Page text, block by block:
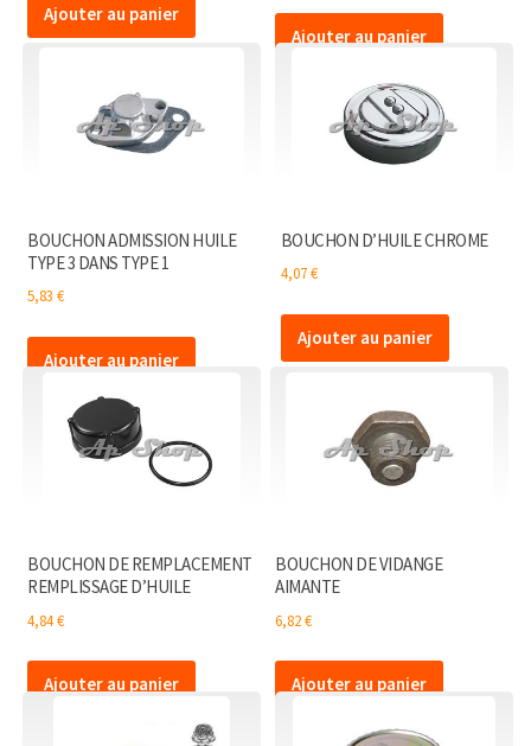
Ajouter au panier
Ajouter au panier
BOUCHON ADMISSION HUILE
TYPE 3 DANS TYPE 1
5,83€
Ajouter au panier
BOUCHON D’HUILE CHROME
4,07€
Ajouter au panier
BOUCHON DE REMPLACEMENT
REMPLISSAGE D’HUILE
4,84€
Ajouter au panier
BOUCHON DE VIDANGE
AIMANTE
6,82€
Ajouter au panier